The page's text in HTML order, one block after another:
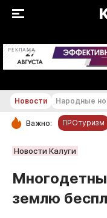
РЕКЛАМА
РУБРИКИ
Новости
Статьи
Новости Народные
Важно: ПРОтуризм
Новости Калуги
землю